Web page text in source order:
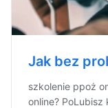
Jak bez
szkolenie ppoż
online? PoLubisz